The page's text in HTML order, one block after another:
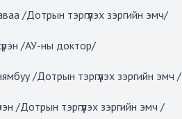
/Дотрын тэргүүлэх зэргийн эмч/
/АУ-ны доктор/
/Дотрын тэргүүлэх зэргийн эмч /
Дотрын тэргүүлэх зэргийн эмч /